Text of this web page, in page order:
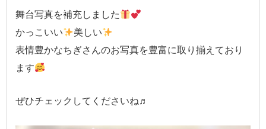
舞台写真を補充しました
かっこいい
美しい
表情豊かなちぎさんのお写真を豊富に取り揃えており
ます
ぜひチェックしてくださいね♬